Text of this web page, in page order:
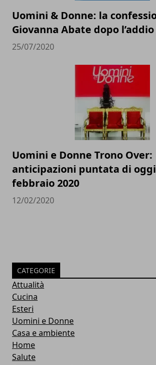
Uomini & Donne: la
Giovanna Abate dopo
25/07/2020
Uomini e Donne Trono Over:
anticipazioni puntata di
febbraio 2020
12/02/2020
CATEGORIE
Attualità
Cucina
Esteri
Uomini e Donne
Casa e ambiente
Home
Salute